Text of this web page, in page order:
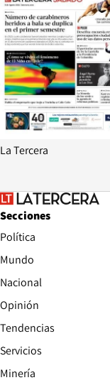
La Tercera
Secciones
Política
Mundo
Nacional
Opinión
Tendencias
Servicios
Minería